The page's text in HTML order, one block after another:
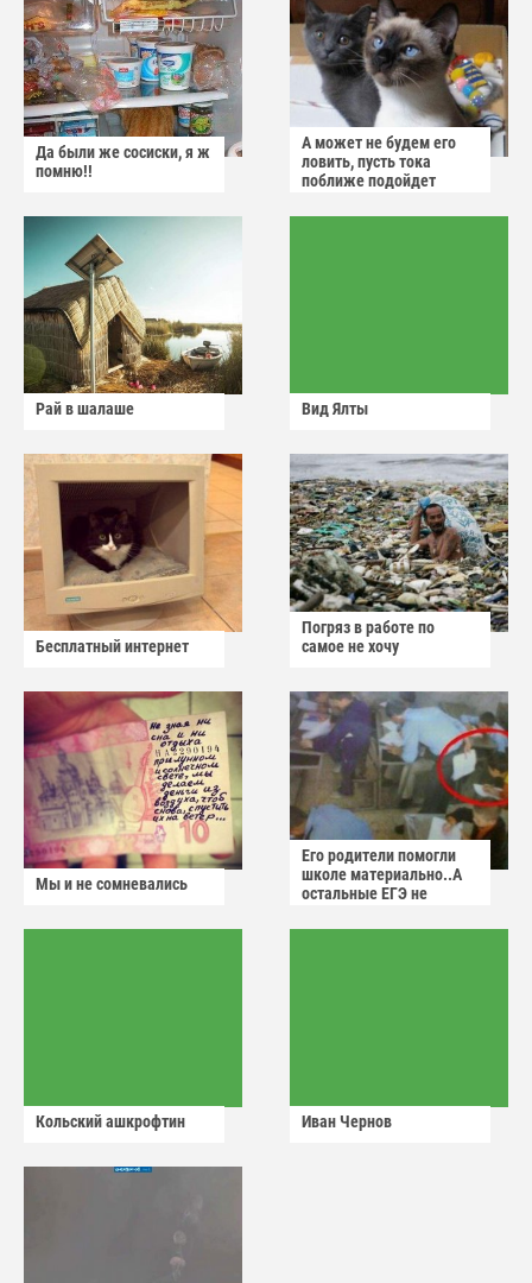
Да были же сосиски, я ж
помню!!
А может не будем его
ловить, пусть тока
поближе подойдет
Рай в шалаше Вид Ялты
Бесплатный интернет
Погряз в работе по
самое не хочу
Мы и не сомневались
Его родители помогли
школе материально..А
остальные ЕГЭ не
Кольский ашкрофтин Иван Чернов